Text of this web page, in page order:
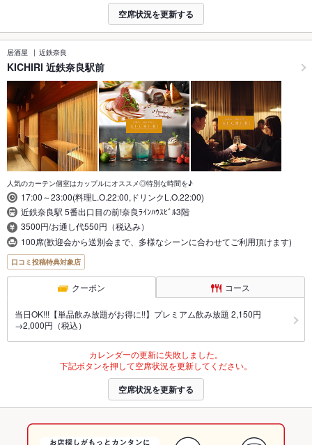
空席状況を更新する
居酒屋 近鉄奈良
KICHIRI 近鉄奈良駅前
人気のカーテン個室はカップルにオススメ◎特別な時間を♪
17:00～23:00(料理L.O.22:00,ドリンクL.O.22:00)
近鉄奈良駅 5番出口目の前!奈良ﾗｲﾝﾊｳｽﾋﾞﾙ3階
3500円/お通し代550円（税込み）
100席(歓迎会から送別会まで、多様なシーンに合わせてご利用頂けます)
口コミ投稿特典対象店
クーポン コース
当日OK!!!【単品飲み放題がお得に!!】プレミアム飲み放題 2,150円
→2,000円（税込）
カレンダーの更新に失敗しました。
下記ボタンを押して空席状況を更新してください。
空席状況を更新する